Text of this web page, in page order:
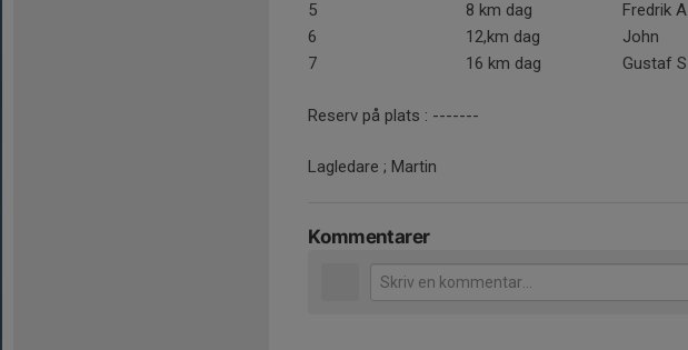
5
8 km dag
Fredrik A
6
12,km dag
John
7
16 km dag Gustaf S
Reserv på plats : -------
Lagledare ; Martin
Kommentarer